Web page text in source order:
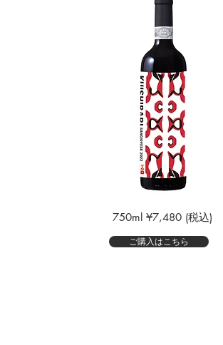
750ml ¥7,480 (税込)
ご購入はこちら